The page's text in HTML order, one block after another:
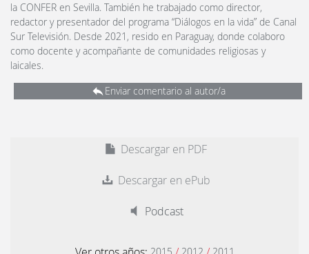
la CONFER en Sevilla. También he trabajado como director,
redactor y presentador del programa “Diálogos en la vida” de Canal
Sur Televisión. Desde 2021, resido en Paraguay, donde colaboro
como docente y acompañante de comunidades religiosas y
laicales.
Enviar comentario al autor/a
Descargar en PDF
Descargar en ePub
Podcast